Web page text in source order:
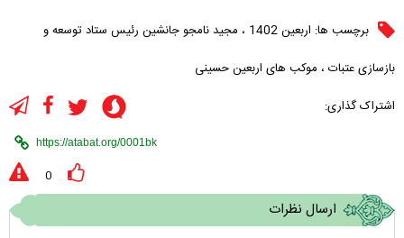
برچسب ها: اربعین 1402 ، مجید نامجو جانشین رئیس ستاد توسعه و
بازسازی عتبات ، موکب های اربعین حسینی
اشتراک گذاری:
0
ارسال نظرات